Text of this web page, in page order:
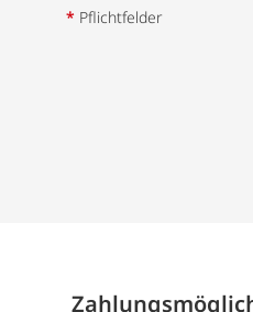
* Pflichtfelder